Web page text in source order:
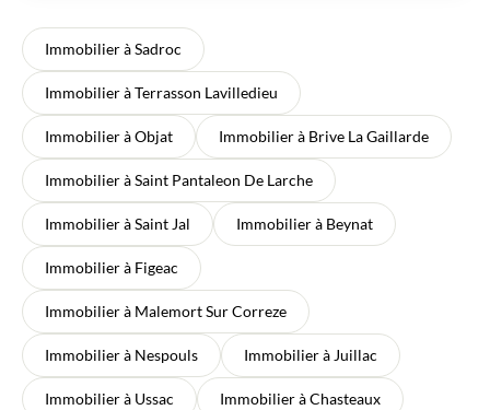
Immobilier à Sadroc
Immobilier à Terrasson Lavilledieu
Immobilier à Objat Immobilier à Brive La Gaillarde
Immobilier à Saint Pantaleon De Larche
Immobilier à Saint Jal Immobilier à Beynat
Immobilier à Figeac
Immobilier à Malemort Sur Correze
Immobilier à Nespouls Immobilier à Juillac
Immobilier à Ussac Immobilier à Chasteaux